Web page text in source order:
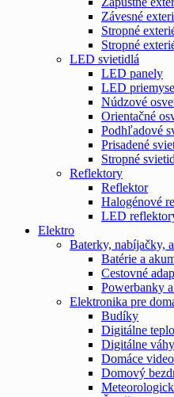
Závesné
Stropné
Stropné
LED svietidlá
LED panely
LED
Núdzové
Orientačné
Podhľadové
Prisadené
Stropné
Reflektory
Reflektor
Halogénové
LED
Elektro
Baterky, nabíjačky,
Batérie a
Cestovné
Powerbanky
Elektronika pre
Budíky
Digitálne
Digitálne
Domáce
Domový